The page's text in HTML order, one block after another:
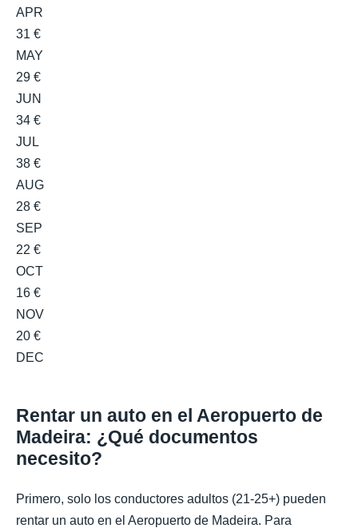
APR
31 €
MAY
29 €
JUN
34 €
JUL
38 €
AUG
28 €
SEP
22 €
OCT
16 €
NOV
20 €
DEC
Rentar un auto en el Aeropuerto de
Madeira: ¿Qué documentos
necesito?
Primero, solo los conductores adultos (21-25+) pueden
rentar un auto en el Aeropuerto de Madeira. Para